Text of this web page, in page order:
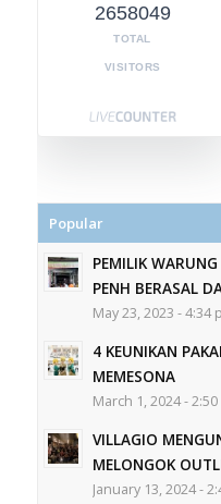
2658049
TOTAL
VISITORS
Popular
PEMILIK
PENH BERASAL
May 23, 2023 - 4:34
4 KEUNIKAN
MEMESONA
March 1, 2024 - 2:50
VILLAGIO
MELONGOK
January 13, 2024 -